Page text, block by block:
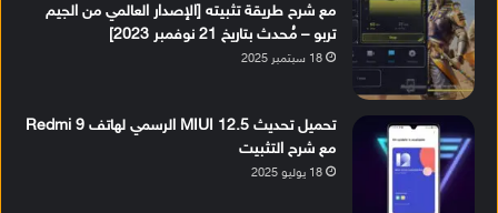
مع شرح طريقة تثبيته [الإصدار العالمي من الجيم
تربو – مُحدث بتاريخ 21 نوفمبر 2023]
18 سبتمبر 2025
تحميل تحديث MIUI 12.5 الرسمي لهاتف Redmi 9
مع شرح التثبيت
18 يوليو 2025